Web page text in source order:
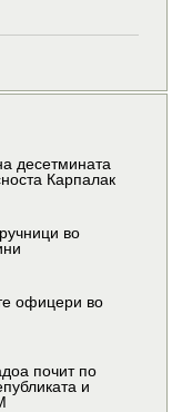
десетмината
Карпалак
во
офицери во
почит по
и